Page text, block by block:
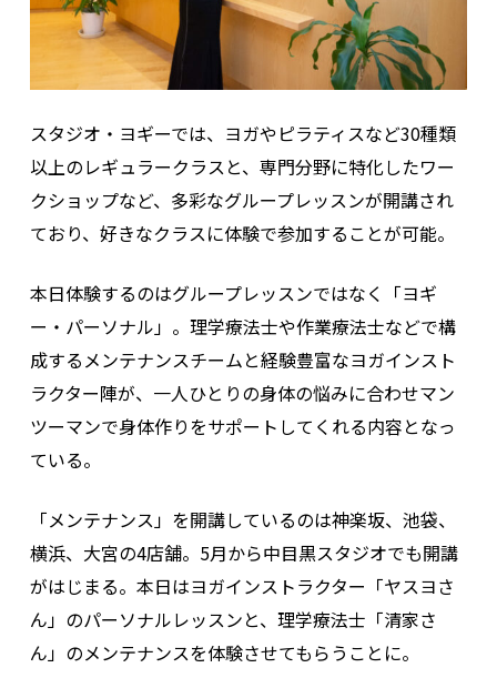
スタジオ・ヨギーでは、ヨガやピラティスなど30種類
以上のレギュラークラスと、専門分野に特化したワー
クショップなど、多彩なグループレッスンが開講され
ており、好きなクラスに体験で参加することが可能。
本日体験するのはグループレッスンではなく「ヨギ
ー・パーソナル」。理学療法士や作業療法士などで構
成するメンテナンスチームと経験豊富なヨガインスト
ラクター陣が、一人ひとりの身体の悩みに合わせマン
ツーマンで身体作りをサポートしてくれる内容となっ
ている。
「メンテナンス」を開講しているのは神楽坂、池袋、
横浜、大宮の4店舗。5月から中目黒スタジオでも開講
がはじまる。本日はヨガインストラクター「ヤスヨさ
ん」のパーソナルレッスンと、理学療法士「清家さ
ん」のメンテナンスを体験させてもらうことに。